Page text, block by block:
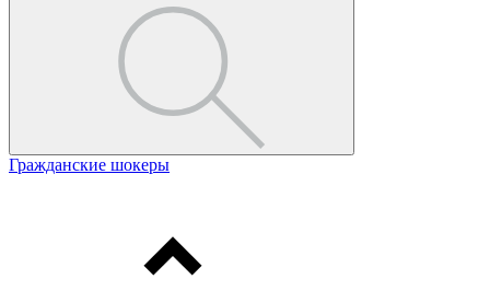
Гражданские шокеры